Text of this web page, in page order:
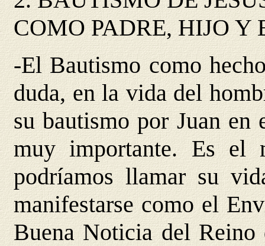
COMO PADRE, HIJO Y
-El Bautismo como
duda, en la vida del
su bautismo por Juan
muy importante. Es el
podríamos llamar su
manifestarse como el
Buena Noticia del